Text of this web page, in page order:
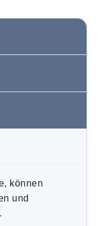
können
und